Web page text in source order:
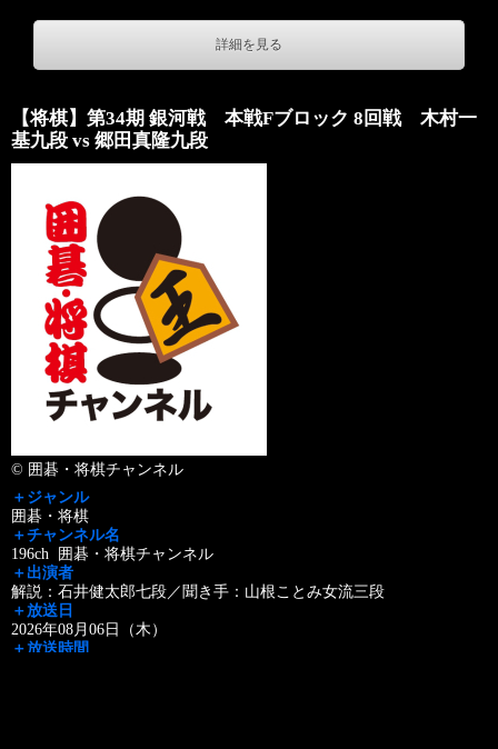
詳細を見る
【将棋】第34期 銀河戦 本戦Fブロック 8回戦 木村一
基九段 vs 郷田真隆九段
© 囲碁・将棋チャンネル
＋ジャンル
囲碁・将棋
＋チャンネル名
196ch 囲碁・将棋チャンネル
＋出演者
解説：石井健太郎七段／聞き手：山根ことみ女流三段
＋放送日
2026年08月06日（木）
＋放送時間